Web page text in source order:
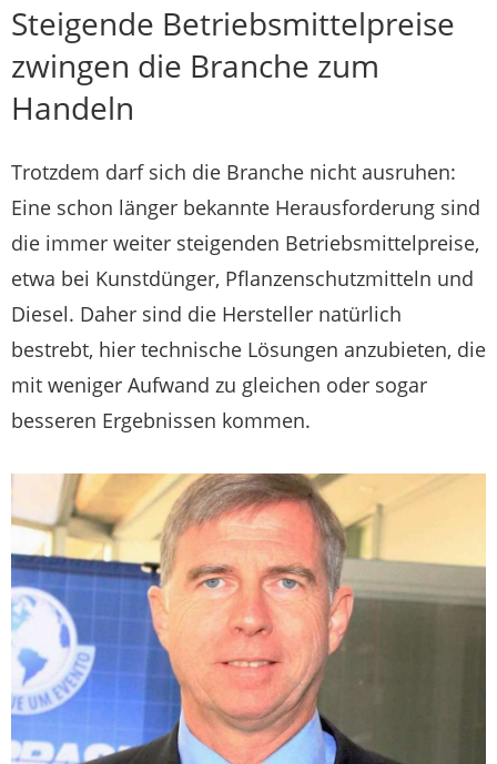
Steigende Betriebsmittelpreise
zwingen die Branche zum
Handeln
Trotzdem darf sich die Branche nicht ausruhen:
Eine schon länger bekannte Herausforderung sind
die immer weiter steigenden Betriebsmittelpreise,
etwa bei Kunstdünger, Pflanzenschutzmitteln und
Diesel. Daher sind die Hersteller natürlich
bestrebt, hier technische Lösungen anzubieten, die
mit weniger Aufwand zu gleichen oder sogar
besseren Ergebnissen kommen.